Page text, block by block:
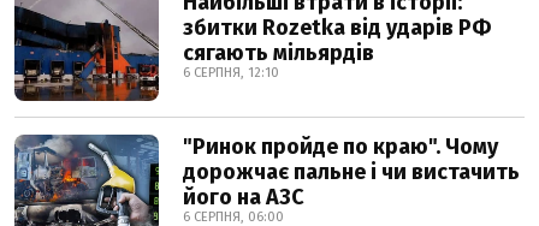
збитки Rozetka від ударів РФ
сягають мільярдів
6 СЕРПНЯ, 12:10
"Ринок пройде по краю". Чому
дорожчає пальне і чи вистачить
його на АЗС
6 СЕРПНЯ, 06:00